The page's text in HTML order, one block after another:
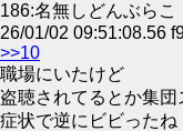
186:名無しどんぶらこ
26/01/02 09:51:08.56
>>10
職場にいたけど
盗聴されてるとか集
症状で逆にビビったね